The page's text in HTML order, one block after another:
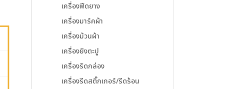
เครื่องฟีดยาง
เครื่องมาร์คผ้า
เครื่องม้วนผ้า
เครื่องยิงตะปู
เครื่องรัดกล่อง
เครื่องรีดสติ๊กเกอร์/รีดร้อน